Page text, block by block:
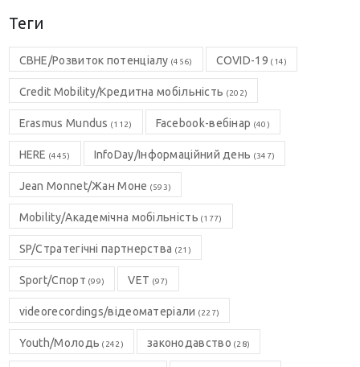
Теги
CBHE/Розвиток потенціалу (456) COVID-19 (14)
Credit Mobility/Кредитна мобільність (202)
Erasmus Mundus (112) Facebook-вебінар (40)
HERE (445) InfoDay/Інформаційний день (347)
Jean Monnet/Жан Моне (593)
Mobility/Академічна мобільність (177)
SP/Стратегічні партнерства (21)
Sport/Спорт (99) VET (97)
videorecordings/відеоматеріали (227)
Youth/Молодь (242) законодавство (28)